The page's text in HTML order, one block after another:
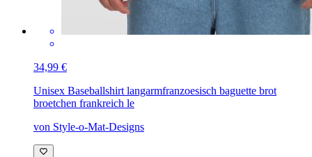
34,99 €
Unisex Baseballshirt langarmfranzoesisch baguette brot
broetchen frankreich le
von Style-o-Mat-Designs